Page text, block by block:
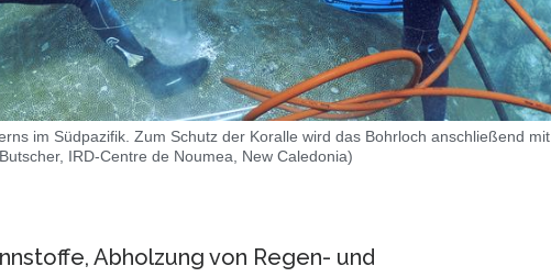
im Südpazifik. Zum Schutz der Koralle wird das Bohrloch anschließend mit
IRD-Centre de Noumea, New Caledonia)
Abholzung von Regen- und